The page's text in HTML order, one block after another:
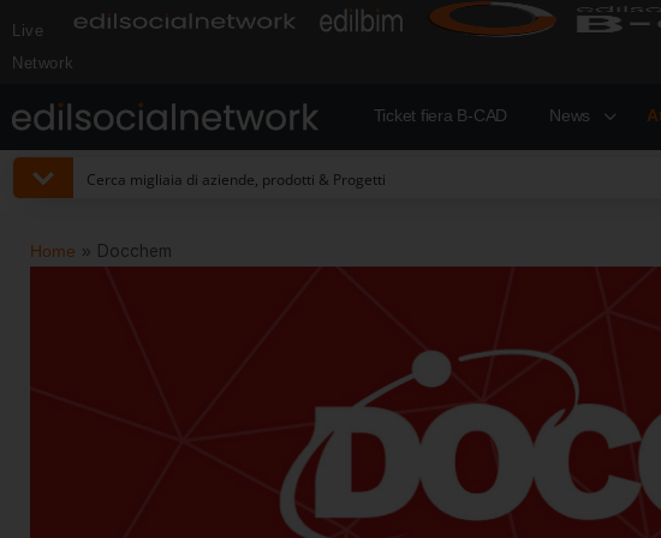
Live
Network
Ticket fiera B-CAD News
Home » Docchem